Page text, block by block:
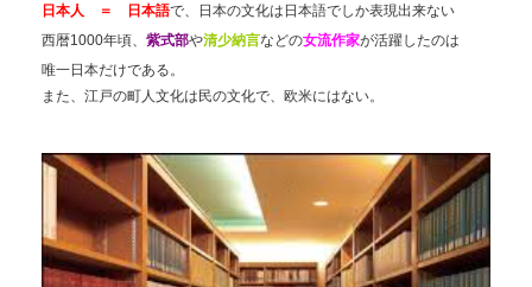
日本人
＝ 日本語で、
日本の文化は日本語でしか表現出来ない
西暦1000年頃、 紫式部や清少納言などの女流作家が活躍したのは
唯一日本だけである。
また、江戸の町人文化は民の文化で、欧米にはない。